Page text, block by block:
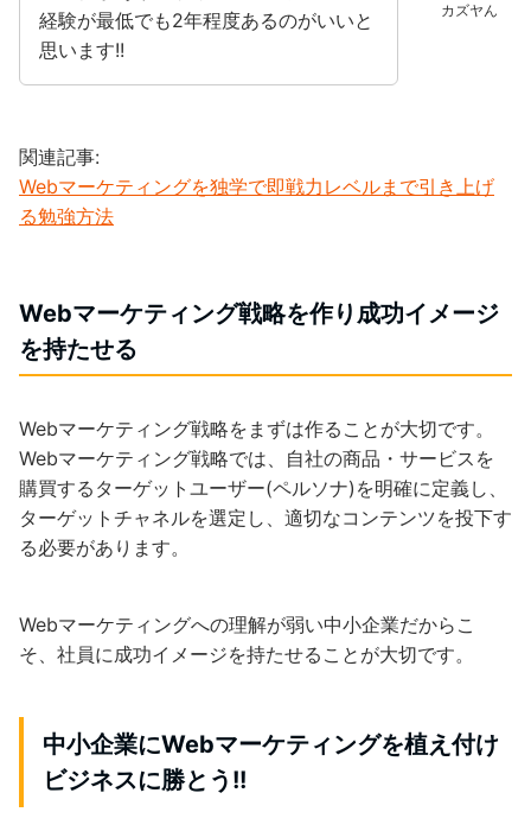
カズヤん
経験が最低でも2年程度あるのがいいと
思います!!
関連記事:
Webマーケティングを独学で即戦力レベルまで引き上げ
る勉強方法
Webマーケティング戦略を作り成功イメージ
を持たせる
Webマーケティング戦略をまずは作ることが大切です。
Webマーケティング戦略では、自社の商品・サービスを
購買するターゲットユーザー(ペルソナ)を明確に定義し、
ターゲットチャネルを選定し、適切なコンテンツを投下す
る必要があります。
Webマーケティングへの理解が弱い中小企業だからこ
そ、社員に成功イメージを持たせることが大切です。
中小企業にWebマーケティングを植え付け
ビジネスに勝とう!!